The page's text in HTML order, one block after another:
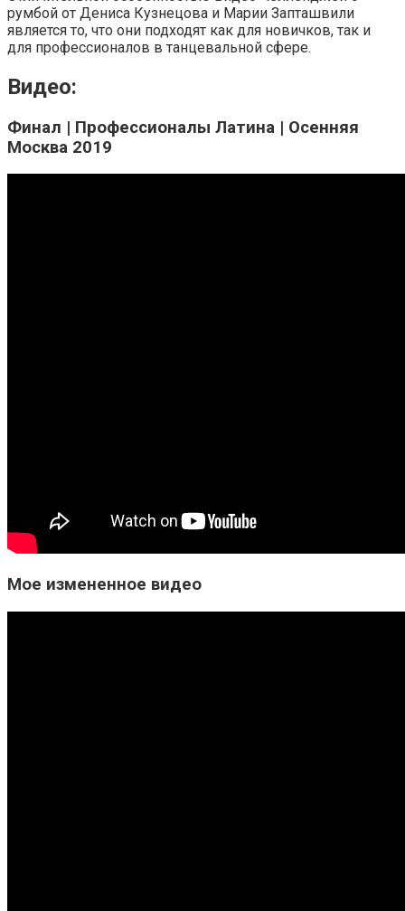
румбой от Дениса Кузнецова и Марии Запташвили
является то, что они подходят как для новичков, так и
для профессионалов в танцевальной сфере.
Видео:
Финал | Профессионалы Латина | Осенняя
Москва 2019
Мое измененное видео